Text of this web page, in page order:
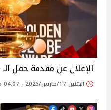
الإعلان عن مقدمة حفل الـ
الإثنين 17/مارس/2025 - 04:07 م